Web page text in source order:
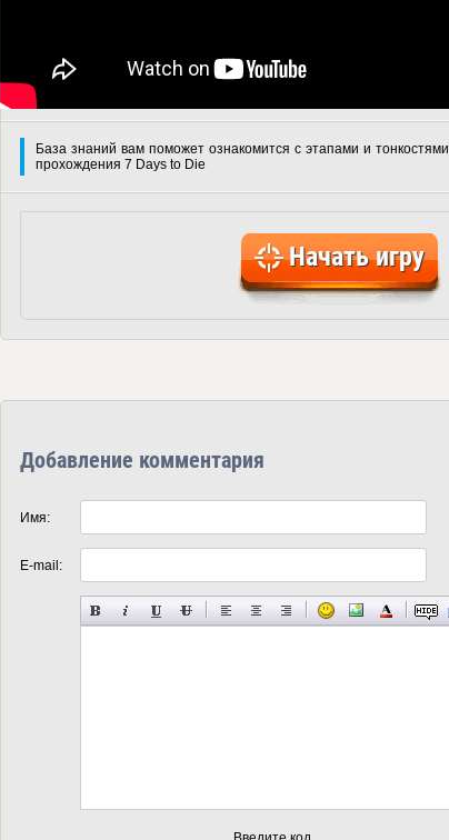
База знаний вам поможет ознакомится с этапами и тонкостями
прохождения 7 Days to Die
Начать игру
Добавление комментария
Имя:
E-mail: